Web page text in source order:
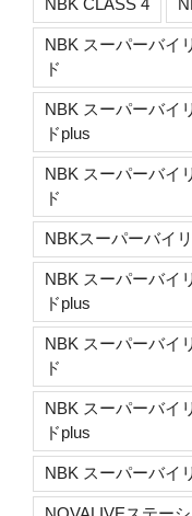
NBK CLASS 4
NBK スーパーバイ
ド
NBK スーパーバイ
ドplus
NBK スーパーバイ
ド
NBKスーパーバイ
NBK スーパーバイ
ドplus
NBK スーパーバイ
ド
NBK スーパーバイ
ドplus
NBK スーパーバイ